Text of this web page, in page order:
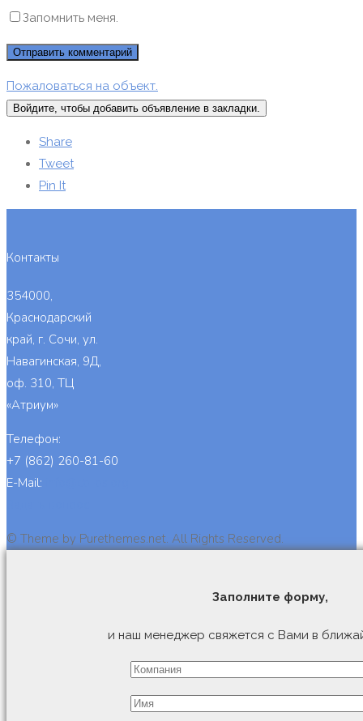
Запомнить меня.
Пожаловаться на объект.
Войдите, чтобы добавить объявление в закладки.
Share
Tweet
Pin It
Контакты
354000,
Краснодарский
край, г. Сочи, ул.
Навагинская, 9Д,
оф. 310, ТЦ
«Атриум»
Телефон:
+7 (862) 260-81-60
E-Mail:
© Theme by Purethemes.net. All Rights Reserved.
Заполните форму,
и наш менеджер свяжется с Вами в